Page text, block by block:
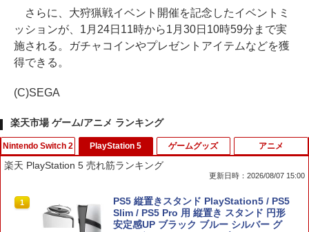
さらに、大狩猟戦イベント開催を記念したイベントミ
ッションが、1月24日11時から1月30日10時59分まで実
施される。ガチャコインやプレゼントアイテムなどを獲
得できる。
(C)SEGA
楽天市場 ゲーム/アニメ ランキング
Nintendo Switch 2
1
任天堂 【Switch2】スーパーマリオブラ
ザーズ ワンダー Nintendo Switch 2 Edi
tion ＋ みんなでリンリンパーク [NXS-P
PlayStation 5
楽天 PlayStation 5 売れ筋ランキング
更新日時：2026/08/07 15:00
1
PS5 縦置きスタンド PlayStation5 / PS5
Slim / PS5 Pro 用 縦置き スタンド 円形
安定感UP ブラック ブルー シルバー グ
ゲームグッズ アニメ